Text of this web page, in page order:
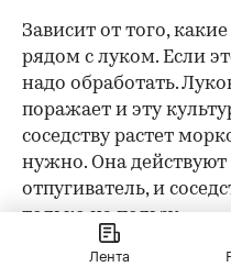
Зависит от того,
рядом с луком. Если
надо обработать.
поражает и эту
соседству растет
нужно. Она
отпугиватель, и
только на пользу.
Как избавиться
Лента